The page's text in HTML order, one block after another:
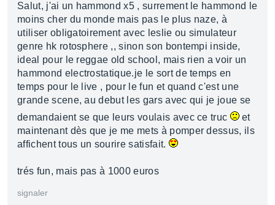
Salut, j'ai un hammond x5 , surrement le hammond le
moins cher du monde mais pas le plus naze, à
utiliser obligatoirement avec leslie ou simulateur
genre hk rotosphere ,, sinon son bontempi inside,
ideal pour le reggae old school, mais rien a voir un
hammond electrostatique.je le sort de temps en
temps pour le live , pour le fun et quand c'est une
grande scene, au debut les gars avec qui je joue se
demandaient se que leurs voulais avec ce truc
et
maintenant dès que je me mets à pomper dessus, ils
affichent tous un sourire satisfait.
trés fun, mais pas à 1000 euros
signaler